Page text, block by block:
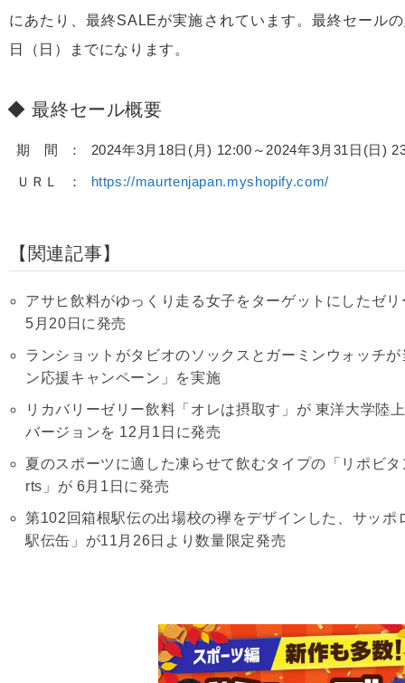
にあたり、最終SALEが実施されています。最終セール
日（日）までになります。
最終セール概要
期 間 2024年3月18日(月) 12:00～2024年3月31日(日)
ＵＲＬ https://maurtenjapan.myshopify.com/
関連記事
アサヒ飲料がゆっくり走る女子をターゲットにしたゼ
5月20日に発売
ランショットがタビオのソックスとガーミンウォッチ
ン応援キャンペーン」を実施
リカバリーゼリー飲料「オレは摂取す」が 東洋大学陸
バージョンを 12月1日に発売
夏のスポーツに適した凍らせて飲むタイプの「リポビ
rts」が 6月1日に発売
第102回箱根駅伝の出場校の襷をデザインした、サッポ
駅伝缶」が11月26日より数量限定発売